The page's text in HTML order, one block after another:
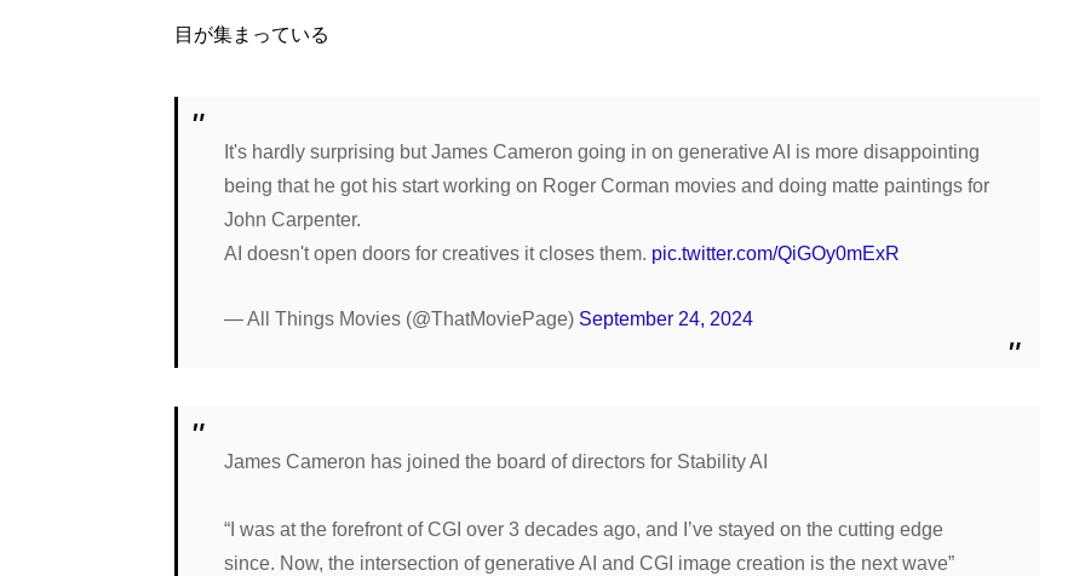
会社情報｜企業理念・事
サービス｜CRM・MA支
ブログ記事｜マーケティ
DOWNLOAD
目が集まっている
It's hardly surprising but James Cameron going in on generative AI is more disappointing
being that he got his start working on Roger Corman movies and doing matte paintings for
John Carpenter.
AI doesn't open doors for creatives it closes them. pic.twitter.com/QiGOy0mExR
— All Things Movies (@ThatMoviePage) September 24, 2024
James Cameron has joined the board of directors for Stability AI
“I was at the forefront of CGI over 3 decades ago, and I’ve stayed on the cutting edge
since. Now, the intersection of generative AI and CGI image creation is the next wave”